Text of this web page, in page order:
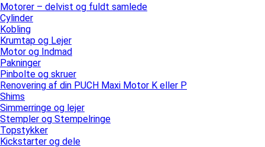
Motorer – delvist og fuldt samlede
Cylinder
Kobling
Krumtap og Lejer
Motor og Indmad
Pakninger
Pinbolte og skruer
Renovering af din PUCH Maxi Motor K eller P
Shims
Simmerringe og lejer
Stempler og Stempelringe
Topstykker
Kickstarter og dele